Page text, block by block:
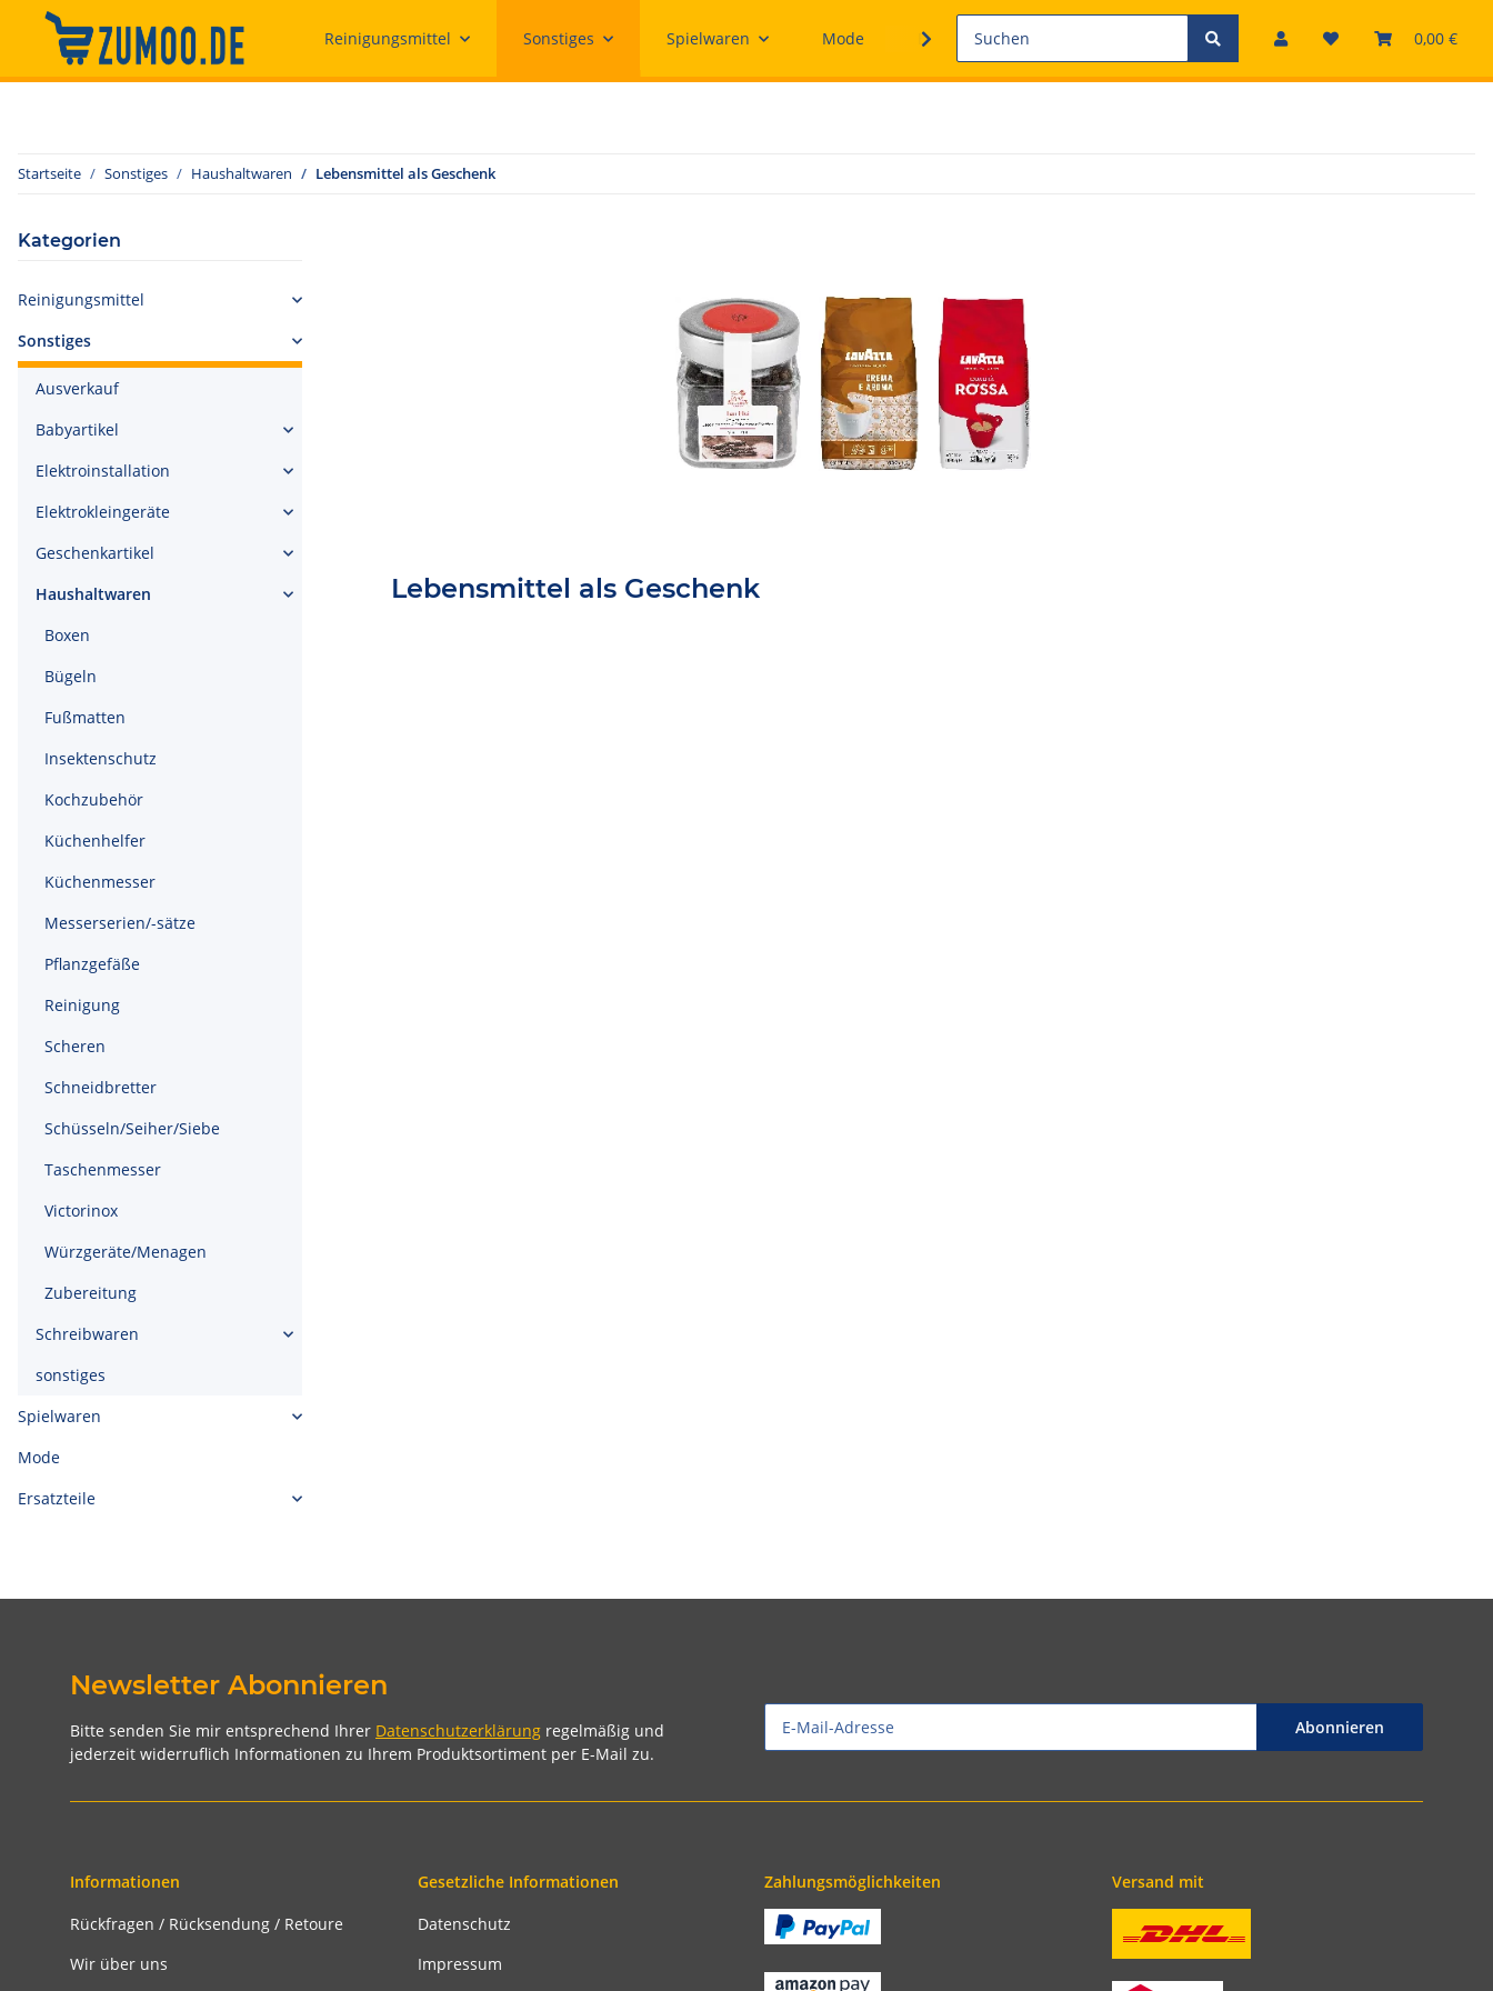
0,00 €
Reinigungsmittel Sonstiges Spielwaren Mode Ersatzteile
Startseite Sonstiges Haushaltwaren Lebensmittel als Geschenk
Lebensmittel als Geschenk
Kategorien
Reinigungsmittel
Sonstiges
Ausverkauf
Babyartikel
Elektroinstallation
Elektrokleingeräte
Geschenkartikel
Haushaltwaren
Boxen
Bügeln
Fußmatten
Insektenschutz
Kochzubehör
Küchenhelfer
Küchenmesser
Messerserien/-sätze
Pflanzgefäße
Reinigung
Scheren
Schneidbretter
Schüsseln/Seiher/Siebe
Taschenmesser
Victorinox
Würzgeräte/Menagen
Zubereitung
Schreibwaren
sonstiges
Spielwaren
Mode
Ersatzteile
Newsletter Abonnieren
Bitte senden Sie mir entsprechend Ihrer Datenschutzerklärung regelmäßig und
jederzeit widerruflich Informationen zu Ihrem Produktsortiment per E-Mail zu.
Abonnieren
Informationen
Rückfragen / Rücksendung / Retoure
Wir über uns
Gesetzliche Informationen
Datenschutz
Impressum
Zahlungsmöglichkeiten Versand mit